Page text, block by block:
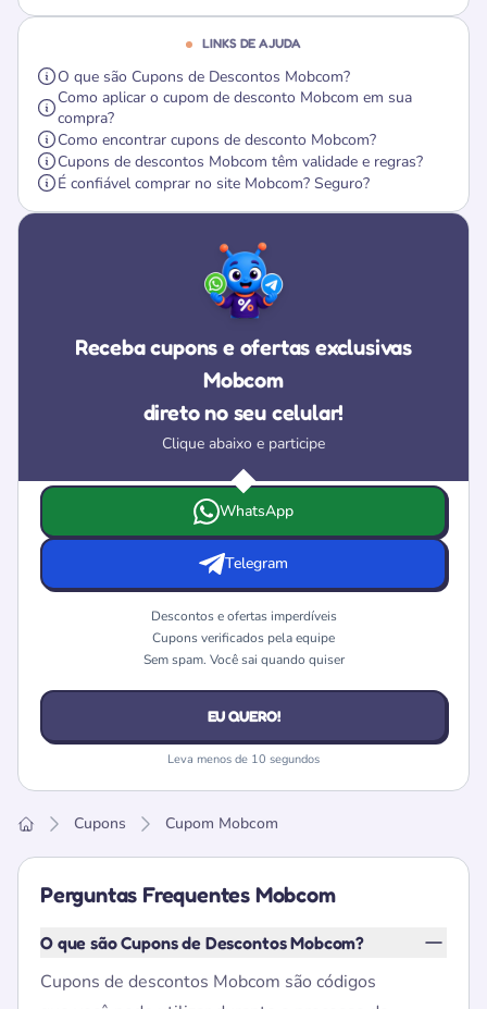
LINKS DE AJUDA
O que são Cupons de Descontos Mobcom?
Como aplicar o cupom de desconto Mobcom em sua
compra?
Como encontrar cupons de desconto Mobcom?
Cupons de descontos Mobcom têm validade e regras?
É confiável comprar no site Mobcom? Seguro?
Receba cupons e ofertas exclusivas
Mobcom
direto no seu celular!
Clique abaixo e participe
Escolha onde deseja receber as ofertas e cupons da
WhatsApp
Telegram
Descontos e ofertas imperdíveis
Cupons verificados pela equipe
Sem spam. Você sai quando quiser
EU QUERO!
Leva menos de 10 segundos
Cupons Cupom Mobcom
Perguntas Frequentes Mobcom
O que são Cupons de Descontos Mobcom?
Cupons de descontos Mobcom são códigos